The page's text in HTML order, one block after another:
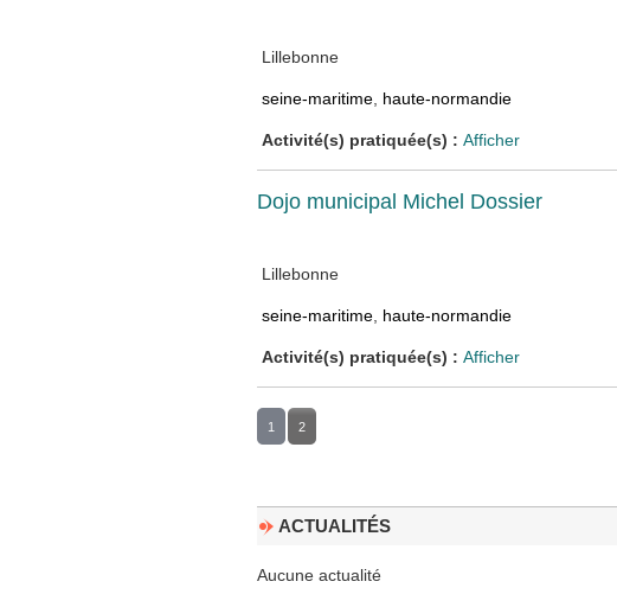
Lillebonne
seine-maritime, haute-normandie
Activité(s) pratiquée(s) : Afficher
Dojo municipal Michel Dossier
Lillebonne
seine-maritime, haute-normandie
Activité(s) pratiquée(s) : Afficher
1 2
ACTUALITÉS
Aucune actualité